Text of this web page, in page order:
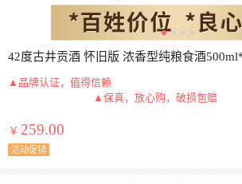
42度古井贡酒 怀旧版 浓香型纯粮食酒
▲品牌认证，值
▲保真，放心购，
￥ 259.00
活动促销